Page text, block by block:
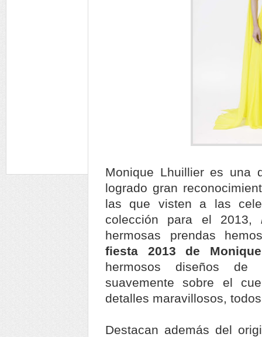
Monique Lhuillier es una
logrado gran
las que visten a las
colección para el 2013,
hermosas prendas
fiesta 2013 de
hermosos diseños
suavemente sobre el
detalles maravillosos,
Destacan además del